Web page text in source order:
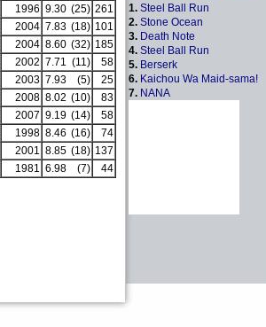
1996 9.30 (25) 261
2004 7.83 (18) 101
2004 8.60 (32) 185
2002 7.71 (11)
58
2003 7.93 (5)
25
2008 8.02 (10)
83
2007 9.19 (14)
58
1998 8.46 (16)
74
2001 8.85 (18) 137
1981 6.98 (7) 44
1. Steel Ball Run
2. Stone Ocean
3. Death Note
4. Steel Ball Run
5. Berserk
6. Kaichou Wa Maid-sama!
7. NANA